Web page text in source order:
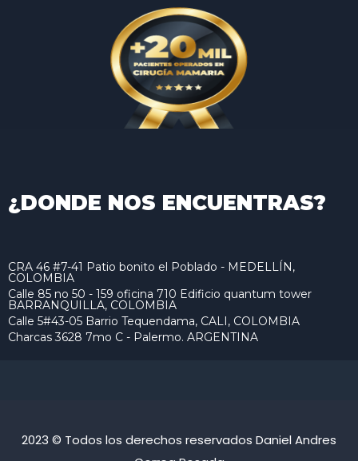
¿DONDE NOS ENCUENTRAS?
CRA 46 #7-41 Patio bonito el Poblado - MEDELLÍN,
COLOMBIA
Calle 85 no 50 - 159 oficina 710 Edificio quantum tower
BARRANQUILLA, COLOMBIA
Calle 5#43-05 Barrio Tequendama, CALI, COLOMBIA
Charcas 3628 7mo C - Palermo. ARGENTINA
2023 © Todos los derechos reservados Daniel Andres